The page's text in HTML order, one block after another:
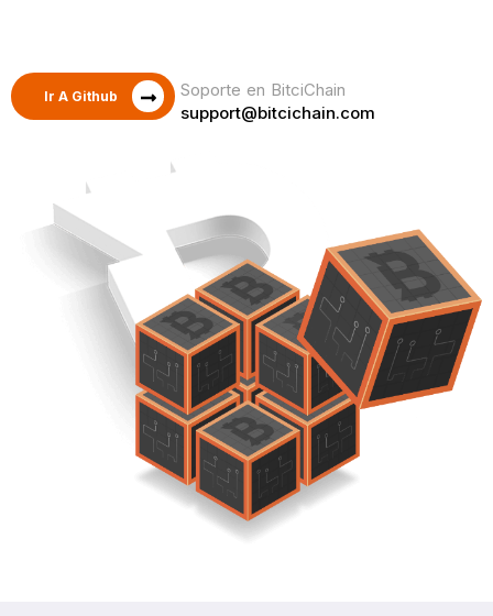
Ir A Github
Soporte en BitciChain
support@bitcichain.com